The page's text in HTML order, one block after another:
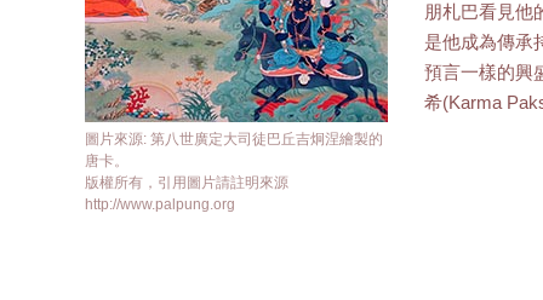
圖片來源: 第八世廣定大司徒巴丘吉炯涅繪製的
唐卡。
版權所有，引用圖片請註明來源
http://www.palpung.org
朋札巴看見他
是他成為傳承
預言一樣的興
希(Karma